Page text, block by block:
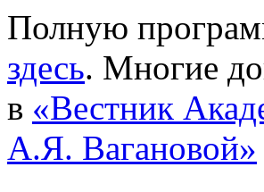
Полную
здесь. Многие
в «Вестник
А.Я. Вагановой»